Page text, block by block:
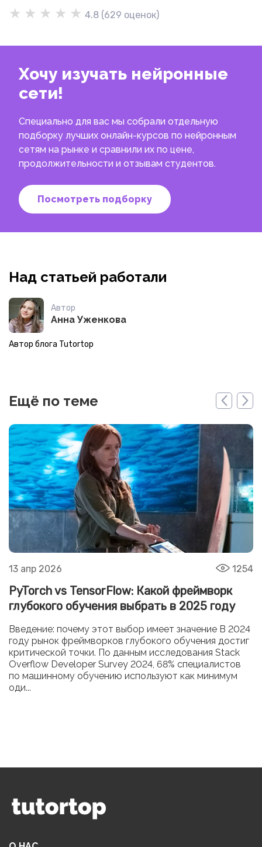
★ ★ ★ ★ ★ 4.8 (629 оценок)
Хочу изучать нейронные
сети!
Специально для вас мы собрали отдельную
подборку лучших онлайн-курсов по нейронным
сетям на рынке и сравнили их по цене,
продолжительности и отзывам студентов.
Посмотреть подборку
Над статьей работали
Автор
Анна Уженкова
Автор блога Tutortop
Ещё по теме
13 апр 2026 1254
PyTorch vs TensorFlow: Какой фреймворк
глубокого обучения выбрать в 2025 году
Введение: почему этот выбор имеет значение В 2024
году рынок фреймворков глубокого обучения достиг
критической точки. По данным исследования Stack
Overflow Developer Survey 2024, 68% специалистов
по машинному обучению используют как минимум
оди...